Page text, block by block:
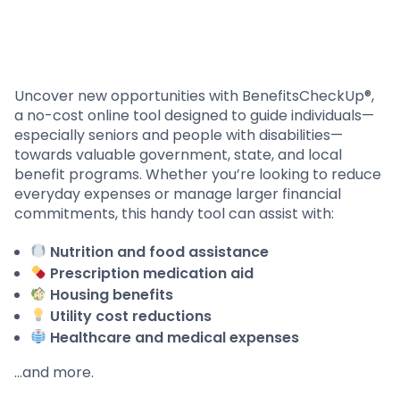
Uncover new opportunities with BenefitsCheckUp®,
a no-cost online tool designed to guide individuals—
especially seniors and people with disabilities—
towards valuable government, state, and local
benefit programs. Whether you’re looking to reduce
everyday expenses or manage larger financial
commitments, this handy tool can assist with:
Nutrition and food assistance
Prescription medication aid
Housing benefits
Utility cost reductions
Healthcare and medical expenses
…and more.